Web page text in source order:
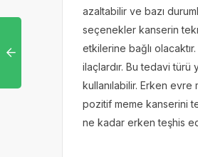
azaltabilir ve bazı
seçenekler kanserin
etkilerine bağlı
ilaçlardır. Bu tedavi
kullanılabilir. Erken
pozitif meme kanserini
ne kadar erken teşhis